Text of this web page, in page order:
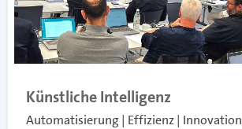
Künstliche Intelligenz
Automatisierung | Effizienz | Innovation